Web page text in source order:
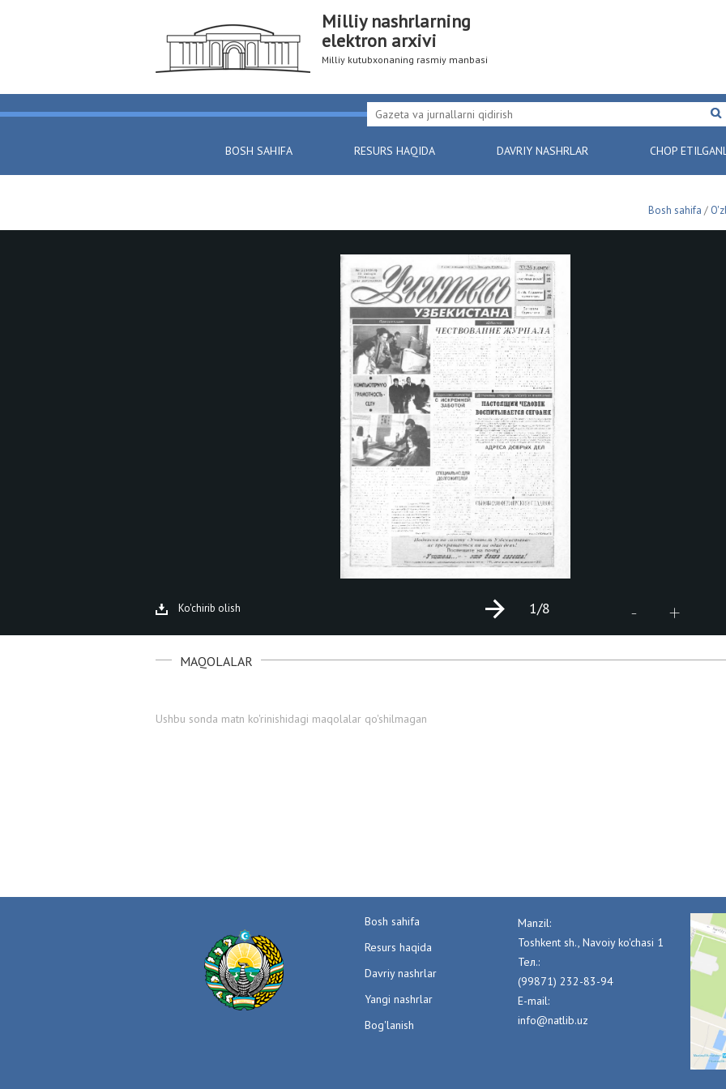
Milliy nashrlarning
elektron arxivi
Milliy kutubxonaning rasmiy manbasi
BOSH SAHIFA RESURS HAQIDA DAVRIY NASHRLAR CHOP
Bosh sahifa /
Ko'chirib olish - +
1/8
MAQOLALAR
Ushbu sonda matn ko'rinishidagi maqolalar qo'shilmagan
Bosh sahifa
Resurs haqida
Davriy nashrlar
Yangi nashrlar
Bog'lanish
Manzil:
Toshkent sh., Navoiy ko'chasi 1
Тел.:
(99871) 232-83-94
E-mail:
info@natlib.uz